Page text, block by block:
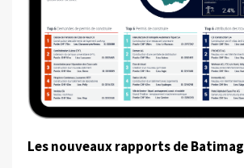
Les nouveaux rapports de Batimag